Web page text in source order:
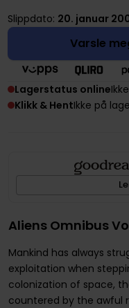
Slippdato: 20. januar
Varsle
Lagerstatus online
Klikk & HentIkke på
Aliens Omnibus
Mankind has always
exploitation when
colonization of space,
countered by the awful